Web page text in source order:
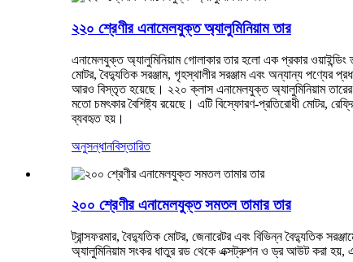
২২০ শ্রেণীর এনামেলযুক্ত অ্যালুমিনিয়াম তার
এনামেলযুক্ত অ্যালুমিনিয়াম গোলাকার তার হলো এক প্রকার
মোটর, বৈদ্যুতিক সরঞ্জাম, গৃহস্থালীর সরঞ্জাম এবং অন্যান্য পণ্যের
আরও বিস্তৃত হয়েছে। ২২০ ক্লাস এনামেলযুক্ত অ্যালুমিনিয়াম তারের
মতো চমৎকার বৈশিষ্ট্য রয়েছে। এটি বিস্ফোরণ-প্রতিরোধী মোটর,
ব্যবহৃত হয়।
অনুসন্ধানবিস্তারিত
২০০ শ্রেণীর এনামেলযুক্ত সমতল তামার তার
ট্রান্সফরমার, বৈদ্যুতিক মোটর, জেনারেটর এবং বিভিন্ন বৈদ্যুতিক
অ্যালুমিনিয়াম সংকর ধাতুর রড থেকে এক্সট্রুশন ও ড্র আউট করা হয়,